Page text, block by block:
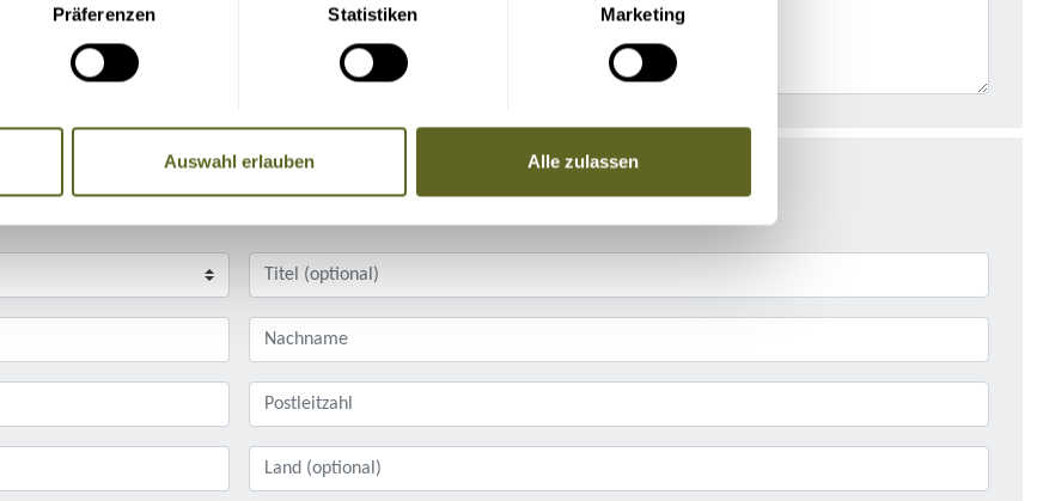
Präferenzen Statistiken Marketing
Auswahl erlauben Alle zulassen